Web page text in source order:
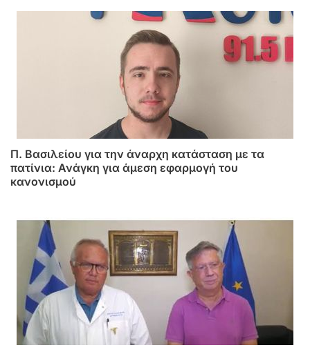
Π. Βασιλείου για την άναρχη κατάσταση με τα
πατίνια: Ανάγκη για άμεση εφαρμογή του
κανονισμού